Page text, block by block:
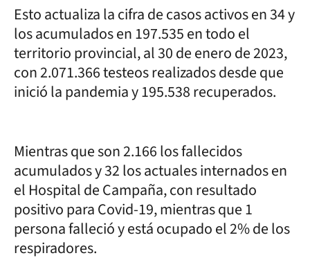
Esto actualiza la cifra de casos activos en 34 y
los acumulados en 197.535 en todo el
territorio provincial, al 30 de enero de 2023,
con 2.071.366 testeos realizados desde que
inició la pandemia y 195.538 recuperados.
Mientras que son 2.166 los fallecidos
acumulados y 32 los actuales internados en
el Hospital de Campaña, con resultado
positivo para Covid-19, mientras que 1
persona falleció y está ocupado el 2% de los
respiradores.